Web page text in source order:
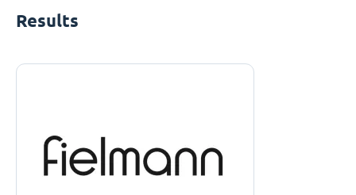
Results